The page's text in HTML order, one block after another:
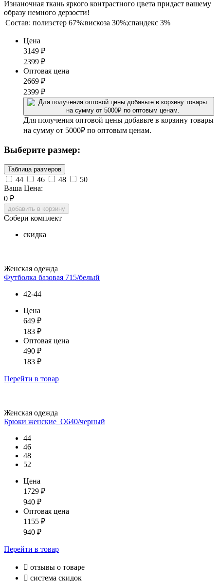
Изнаночная ткань яркого контрастного цвета придаст вашему
образу немного дерзости!
Состав: полиэстер 67%;вискоза 30%;спандекс 3%
Цена
3149 ₽
2399 ₽
Оптовая цена
2669 ₽
2399 ₽
Для получения оптовой цены добавьте в корзину товары
на сумму от 5000₽ по оптовым ценам.
Выберите размер:
Таблица размеров
44 46 48
50
Ваша Цена:
0 ₽
добавить в корзину
Собери комплект
скидка
Женская одежда
Футболка базовая 715/белый
42-44
Цена
649 ₽
183 ₽
Оптовая цена
490 ₽
183 ₽
Перейти в товар
Женская одежда
Брюки женские_О640/черный
44
46
48
52
Цена
1729 ₽
940 ₽
Оптовая цена
1155 ₽
940 ₽
Перейти в товар
 отзывы о товаре
 система скидок